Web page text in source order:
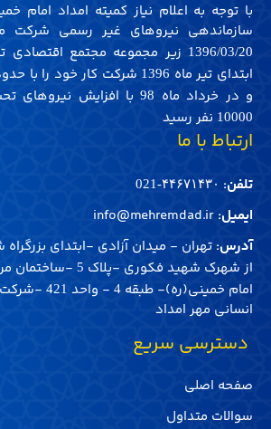
با توجه به اعلام نیاز کمیته امداد
سازماندهی نیروهای غیر رسمی شرکت
1396/03/20 زیر مجموعه مجتمع اقتصادی
ابتدای تیر ماه 1396 شرکت کار خود را با
و در خرداد ماه
98 با افزایش نیروهای
10000 نفر رسید
ارتباط با ما
تلفن: ۴۴۶۷۱۴۳۰-021
ایمیل: info@mehremdad.ir
آدرس: تهران - میدان آزادی -ابتدای
از شهرک شهید فکوری -پلاک 5 -ساختمان
امام خمینی(ره)- طبقه 4 - واحد 421 -شرکت
انسانی مهر امداد
‌ دسترسی سریع
صفحه اصلی
سوالات متداول